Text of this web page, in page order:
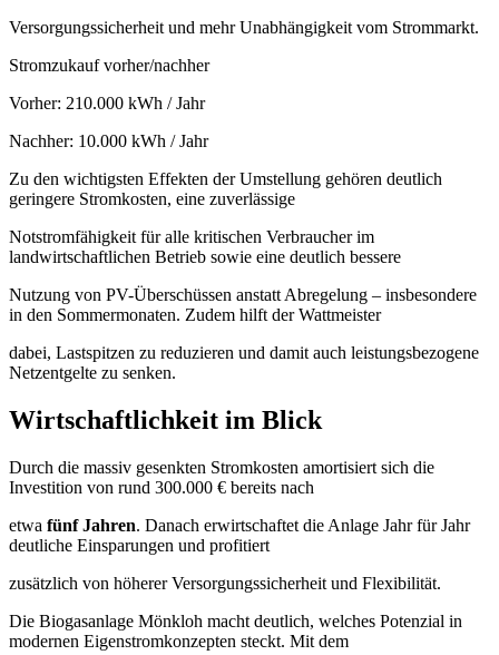
Versorgungssicherheit und mehr Unabhängigkeit vom Strommarkt.
Stromzukauf vorher/nachher
Vorher: 210.000 kWh / Jahr
Nachher: 10.000 kWh / Jahr
Zu den wichtigsten Effekten der Umstellung gehören deutlich
geringere Stromkosten, eine zuverlässige
Notstromfähigkeit für alle kritischen Verbraucher im
landwirtschaftlichen Betrieb sowie eine deutlich bessere
Nutzung von PV-Überschüssen anstatt Abregelung – insbesondere
in den Sommermonaten. Zudem hilft der Wattmeister
dabei, Lastspitzen zu reduzieren und damit auch leistungsbezogene
Netzentgelte zu senken.
Wirtschaftlichkeit im Blick
Durch die massiv gesenkten Stromkosten amortisiert sich die
Investition von rund 300.000 € bereits nach
etwa fünf Jahren. Danach erwirtschaftet die Anlage Jahr für Jahr
deutliche Einsparungen und profitiert
zusätzlich von höherer Versorgungssicherheit und Flexibilität.
Die Biogasanlage Mönkloh macht deutlich, welches Potenzial in
modernen Eigenstromkonzepten steckt. Mit dem